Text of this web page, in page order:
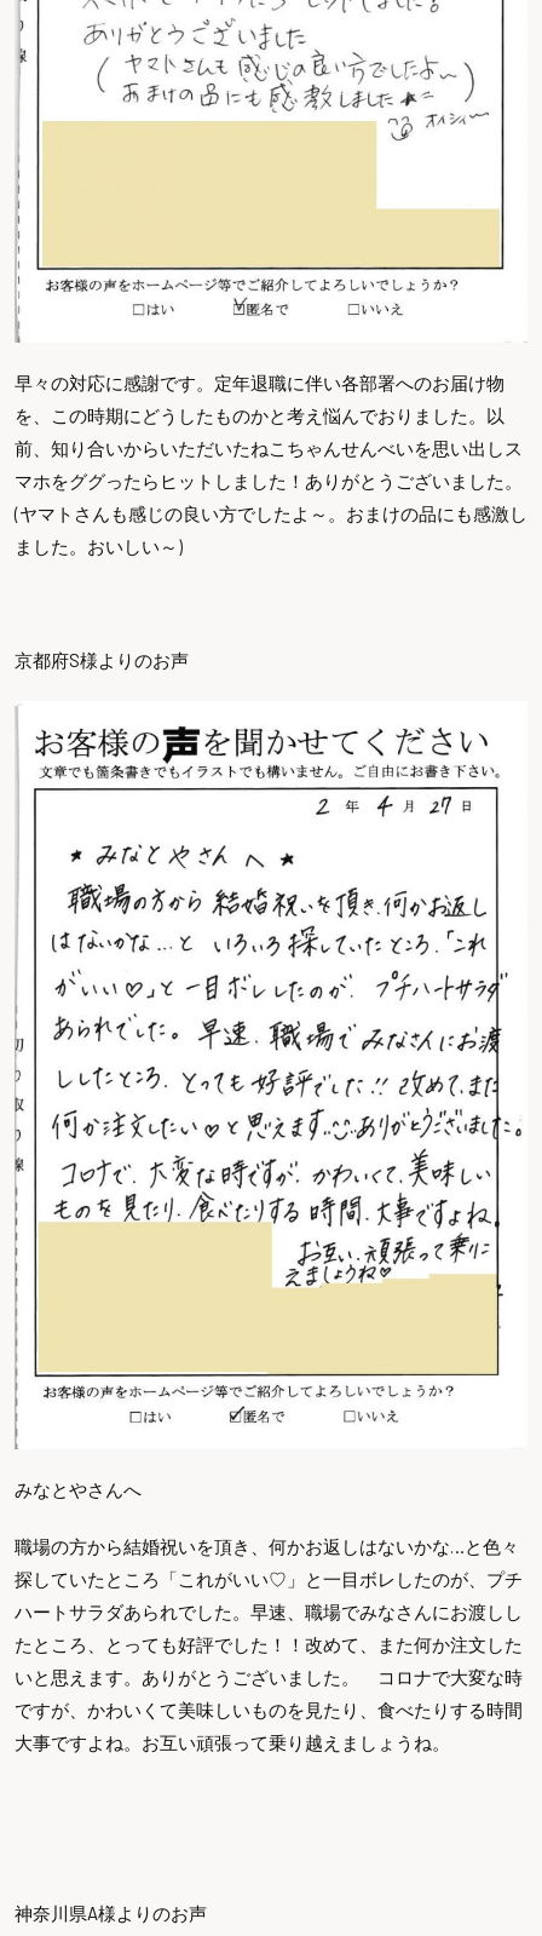
早々の対応に感謝です。定年退職に伴い各部署へのお届け物
を、この時期にどうしたものかと考え悩んでおりました。以
前、知り合いからいただいたねこちゃんせんべいを思い出しス
マホをググったらヒットしました！ありがとうございました。
(ヤマトさんも感じの良い方でしたよ～。おまけの品にも感激し
ました。おいしい～)
京都府S様よりのお声
みなとやさんへ
職場の方から結婚祝いを頂き、何かお返しはないかな…と色々
探していたところ「これがいい♡」と一目ボレしたのが、プチ
ハートサラダあられでした。早速、職場でみなさんにお渡しし
たところ、とっても好評でした！！改めて、また何か注文した
いと思えます。ありがとうございました。 コロナで大変な時
ですが、かわいくて美味しいものを見たり、食べたりする時間
大事ですよね。お互い頑張って乗り越えましょうね。
神奈川県A様よりのお声